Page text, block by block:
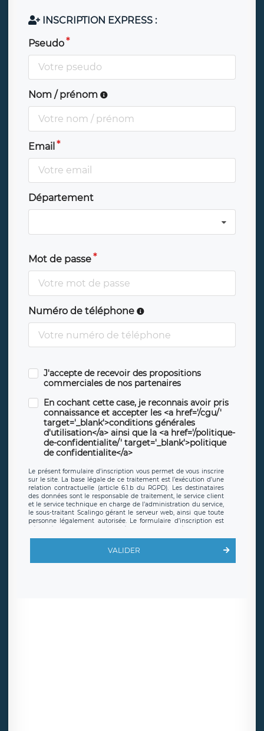
INSCRIPTION EXPRESS :
Pseudo
Nom / prénom
Email
Département
Mot de passe
Numéro de téléphone
J'accepte de recevoir des propositions
commerciales de nos partenaires
En cochant cette case, je reconnais avoir pris
connaissance et accepter les <a href='/cgu/'
target='_blank'>conditions générales
d'utilisation</a> ainsi que la <a href='/politique-
de-confidentialite/' target='_blank'>politique
de confidentialite</a>
Le présent formulaire d’inscription vous permet de vous inscrire
sur le site. La base légale de ce traitement est l’exécution d’une
relation contractuelle (article 6.1.b du RGPD). Les destinataires
des données sont le responsable de traitement, le service client
et le service technique en charge de l’administration du service,
le sous-traitant Scalingo gérant le serveur web, ainsi que toute
personne légalement autorisée. Le formulaire d’inscription est
offrant desclauses de protection conformes au RGPD. Les
en sollicite la suppression, étant entendu que vous pouvez
demander la suppression de vos données et retirer votre
VALIDER